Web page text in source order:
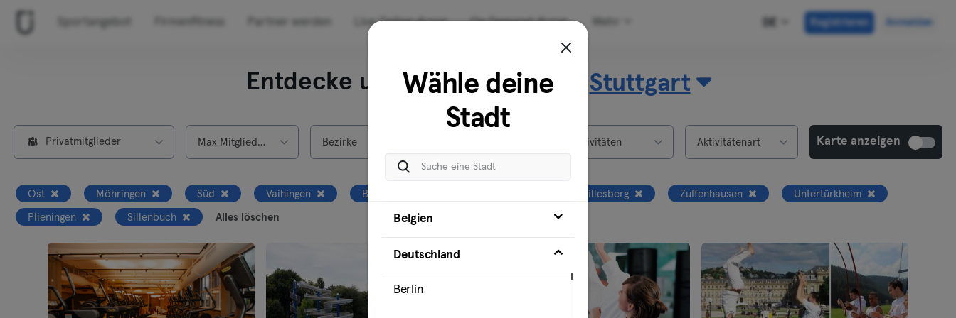
Live Online-Kurse On Demand-Kurse Registrieren Anmelden
Entdecke unsere Standorte in Stuttgart
Privatmitglieder Max Mitgliedschaft Bezirke Aktivitäten Aktivitätenart Karte anzeigen
Ost Möhringen Süd Vaihingen Bad Cannstatt Killesberg Zuffenhausen Untertürkheim
Plieningen Sillenbuch Alles löschen
Wähle deine
Stadt
Belgien
Deutschland
Berlin